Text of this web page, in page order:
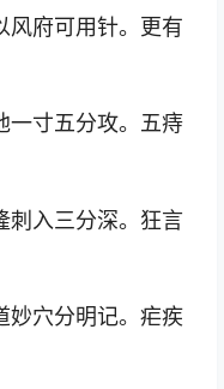
府可用针。更有
寸五分攻。五痔
入三分深。狂言
穴分明记。疟疾